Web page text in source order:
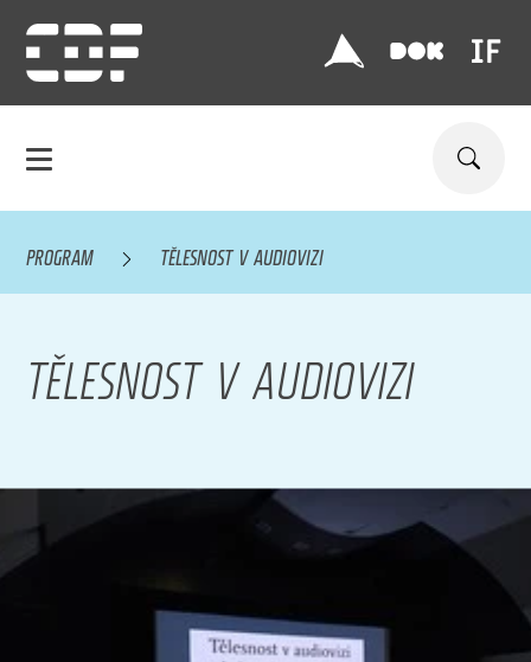
PROGRAM TĚLESNOST V AUDIOVIZI
TĚLESNOST V AUDIOVIZI